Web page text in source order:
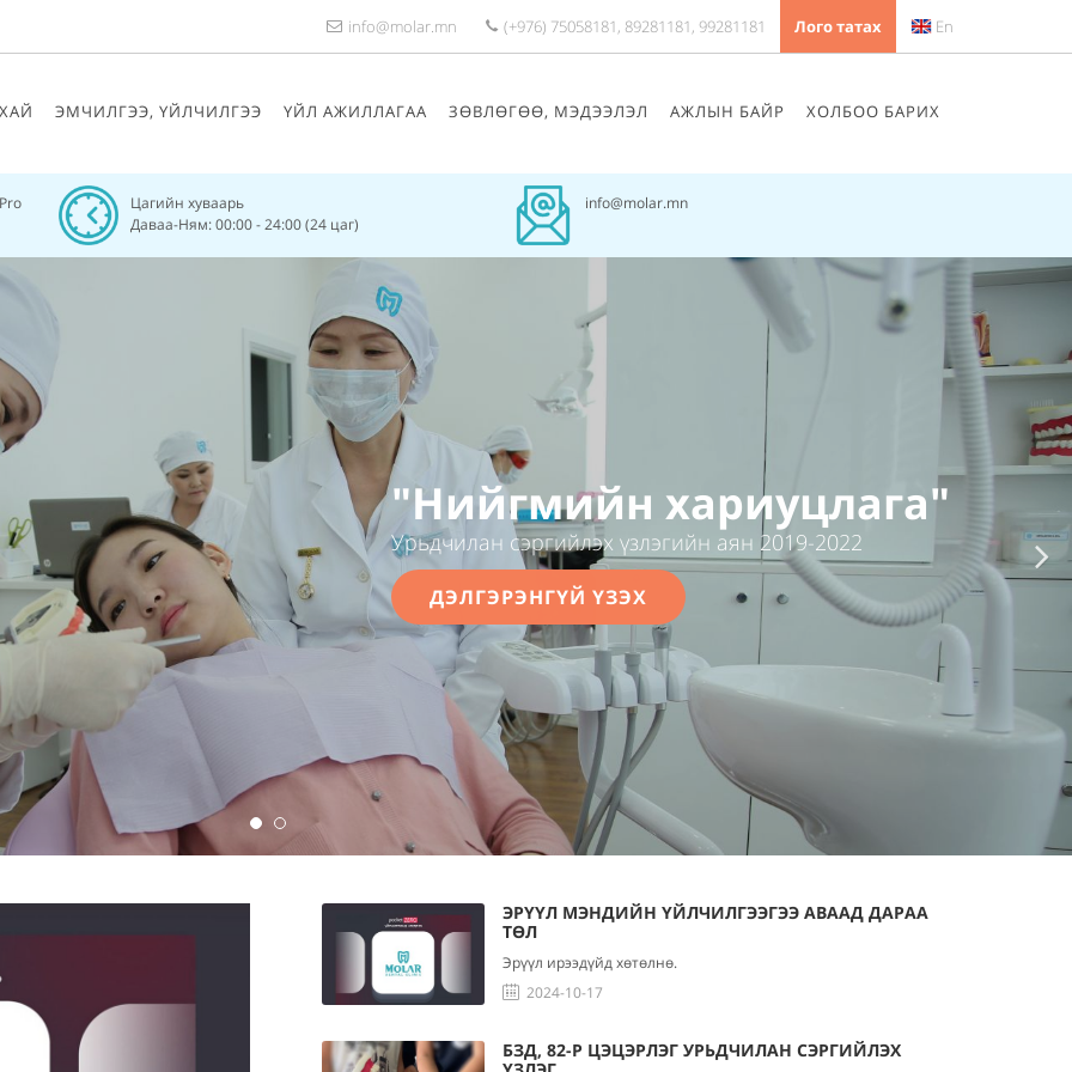
info@molar.mn (+976) 75058181, 89281181, 99281181 Лого татах En
ЭМЧИЛГЭЭ, ҮЙЛЧИЛГЭЭ ҮЙЛ АЖИЛЛАГАА ЗӨВЛӨГӨӨ, МЭДЭЭЛЭЛ АЖЛЫН БАЙР ХОЛБОО БАРИХ
Цагийн хуваарь
Даваа-Ням: 00:00 - 24:00 (24 цаг)
info@molar.mn
"Нийгмийн хариуцлага"
Урьдчилан сэргийлэх үзлэгийн аян 2019-2022
ДЭЛГЭРЭНГҮЙ ҮЗЭХ
ЭРҮҮЛ МЭНДИЙН ҮЙЛЧИЛГЭЭГЭЭ АВААД ДАРАА
ТӨЛ
Эрүүл ирээдүйд хөтөлнө.
2024-10-17
БЗД, 82-Р ЦЭЦЭРЛЭГ УРЬДЧИЛАН СЭРГИЙЛЭХ